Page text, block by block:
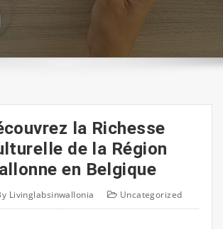
la Richesse
de la Région
en Belgique
Livinglabsinwallonia Uncategorized